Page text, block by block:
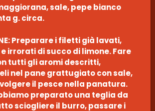
sale, pepe bianco
g. circa.
Preparare i filetti già lavati,
irrorati di succo di limone. Fare
tutti gli aromi descritti,
nel pane grattugiato con sale,
il pesce nella panatura.
preparato una teglia da
sciogliere il burro, passare i